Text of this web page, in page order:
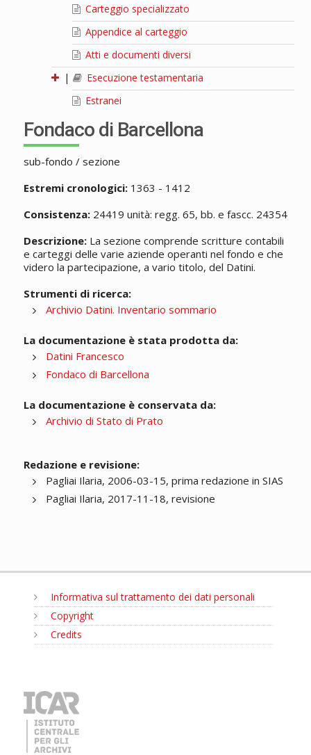
Carteggio specializzato
Appendice al carteggio
Atti e documenti diversi
|
Esecuzione testamentaria
Estranei
Fondaco di Barcellona
sub-fondo / sezione
Estremi cronologici:1363 - 1412
Consistenza:24419 unità: regg. 65, bb. e fascc. 24354
Descrizione:La sezione comprende scritture contabili
e carteggi delle varie aziende operanti nel fondo e che
videro la partecipazione, a vario titolo, del Datini.
Strumenti di ricerca:
Archivio Datini. Inventario sommario
La documentazione è stata prodotta da:
Datini Francesco
Fondaco di Barcellona
La documentazione è conservata da:
Archivio di Stato di Prato
Redazione e revisione:
Pagliai Ilaria, 2006-03-15, prima redazione in SIAS
Pagliai Ilaria, 2017-11-18, revisione
Informativa sul trattamento dei dati personali
Copyright
Credits